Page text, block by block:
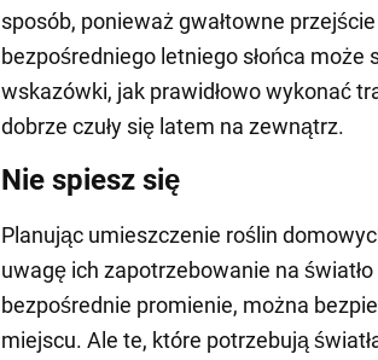
sposób, ponieważ gwałtowne
bezpośredniego letniego słońca może
wskazówki, jak prawidłowo wykonać
dobrze czuły się latem na zewnątrz.
Nie spiesz się
Planując umieszczenie roślin
uwagę ich zapotrzebowanie na
bezpośrednie promienie, można
miejscu. Ale te, które potrzebują